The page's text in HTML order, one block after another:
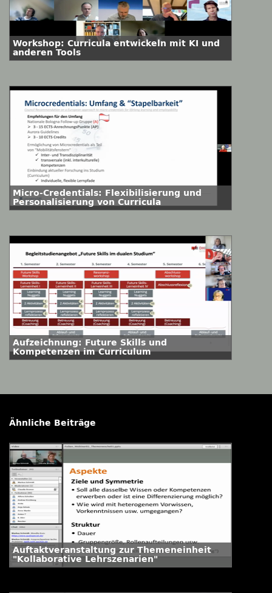
Workshop: Curricula entwickeln mit KI und
anderen Tools
Micro-Credentials: Flexibilisierung und
Personalisierung von Curricula
Aufzeichnung: Future Skills und
Kompetenzen im Curriculum
Ähnliche Beiträge
Auftaktveranstaltung zur Themeneinheit
"Kollaborative Lehrszenarien"